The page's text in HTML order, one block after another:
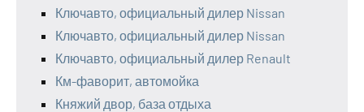
Ключавто, официальный дилер Nissan
Ключавто, официальный дилер Nissan
Ключавто, официальный дилер Renault
Км-фаворит, автомойка
Княжий двор, база отдыха